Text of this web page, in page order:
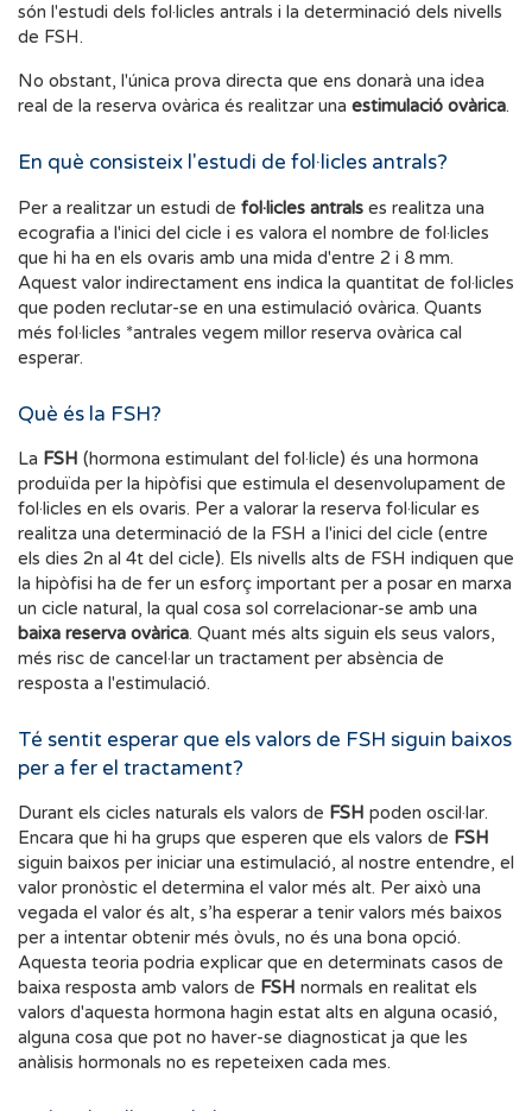
són l'estudi dels fol·licles antrals i la determinació dels nivells
de FSH.
No obstant, l'única prova directa que ens donarà una idea
real de la reserva ovàrica és realitzar una estimulació ovàrica.
En què consisteix l'estudi de fol·licles antrals?
Per a realitzar un estudi de fol·licles antrals es realitza una
ecografia a l'inici del cicle i es valora el nombre de fol·licles
que hi ha en els ovaris amb una mida d'entre 2 i 8 mm.
Aquest valor indirectament ens indica la quantitat de fol·licles
que poden reclutar-se en una estimulació ovàrica. Quants
més fol·licles *antrales vegem millor reserva ovàrica cal
esperar.
Què és la FSH?
La FSH (hormona estimulant del fol·licle) és una hormona
produïda per la hipòfisi que estimula el desenvolupament de
fol·licles en els ovaris. Per a valorar la reserva fol·licular es
realitza una determinació de la FSH a l'inici del cicle (entre
els dies 2n al 4t del cicle). Els nivells alts de FSH indiquen que
la hipòfisi ha de fer un esforç important per a posar en marxa
un cicle natural, la qual cosa sol correlacionar-se amb una
baixa reserva ovàrica. Quant més alts siguin els seus valors,
més risc de cancel·lar un tractament per absència de
resposta a l'estimulació.
Té sentit esperar que els valors de FSH siguin baixos
per a fer el tractament?
Durant els cicles naturals els valors de FSH poden oscil·lar.
Encara que hi ha grups que esperen que els valors de FSH
siguin baixos per iniciar una estimulació, al nostre entendre, el
valor pronòstic el determina el valor més alt. Per això una
vegada el valor és alt, s’ha esperar a tenir valors més baixos
per a intentar obtenir més òvuls, no és una bona opció.
Aquesta teoria podria explicar que en determinats casos de
baixa resposta amb valors de FSH normals en realitat els
valors d'aquesta hormona hagin estat alts en alguna ocasió,
alguna cosa que pot no haver-se diagnosticat ja que les
anàlisis hormonals no es repeteixen cada mes.